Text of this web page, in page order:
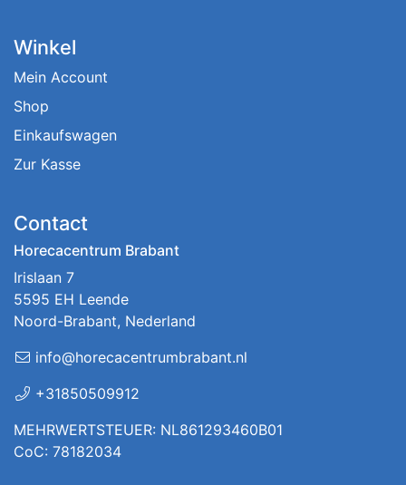
Winkel
Mein Account
Shop
Einkaufswagen
Zur Kasse
Contact
Horecacentrum Brabant
Irislaan 7
5595 EH Leende
Noord-Brabant, Nederland
info@horecacentrumbrabant.nl
+31850509912
MEHRWERTSTEUER: NL861293460B01
CoC: 78182034